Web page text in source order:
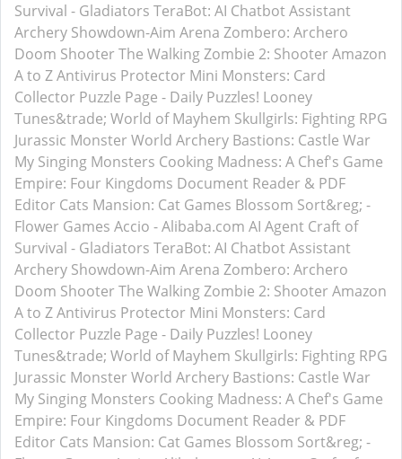
Survival - Gladiators TeraBot: AI Chatbot Assistant
Archery Showdown-Aim Arena Zombero: Archero
Doom Shooter The Walking Zombie 2: Shooter Amazon
A to ZAntivirus Protector Mini Monsters: Card
Collector Puzzle Page - Daily Puzzles! Looney
Tunes&trade; World of Mayhem Skullgirls: Fighting RPG
Jurassic Monster World Archery Bastions: Castle War
My Singing Monsters Cooking Madness: A Chef's Game
Empire: Four Kingdoms Document Reader & PDF
Editor Cats Mansion: Cat Games Blossom Sort&reg; -
Flower Games Accio - Alibaba.com AI Agent Craft of
Survival - Gladiators TeraBot: AI Chatbot Assistant
Archery Showdown-Aim Arena Zombero: Archero
Doom Shooter The Walking Zombie 2: Shooter Amazon
A to ZAntivirus Protector Mini Monsters: Card
Collector Puzzle Page - Daily Puzzles! Looney
Tunes&trade; World of Mayhem Skullgirls: Fighting RPG
Jurassic Monster World Archery Bastions: Castle War
My Singing Monsters Cooking Madness: A Chef's Game
Empire: Four Kingdoms Document Reader & PDF
Editor Cats Mansion: Cat Games Blossom Sort&reg; -